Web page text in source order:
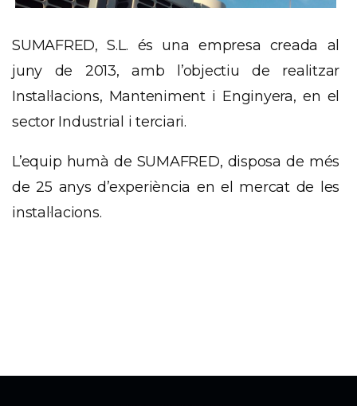
SUMAFRED, S.L. és una empresa creada al
juny de 2013, amb l’objectiu de realitzar
Instal·lacions, Manteniment i Enginyera, en el
sector Industrial i terciari.
L’equip humà de SUMAFRED, disposa de més
de 25 anys d’experiència en el mercat de les
instal·lacions.